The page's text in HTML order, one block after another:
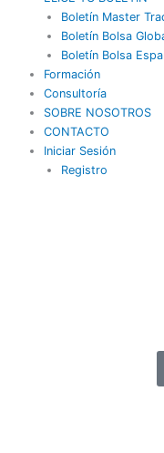
Boletín Master
Boletín Bolsa
Boletín Bolsa
Formación
Consultoría
SOBRE NOSOTROS
CONTACTO
Iniciar Sesión
Registro